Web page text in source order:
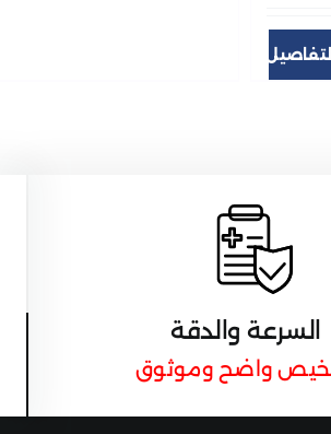
السرعة والدقة
واضح وموثوق